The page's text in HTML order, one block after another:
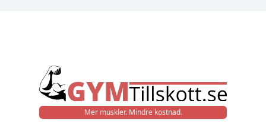
Mer muskler. Mindre kostnad.